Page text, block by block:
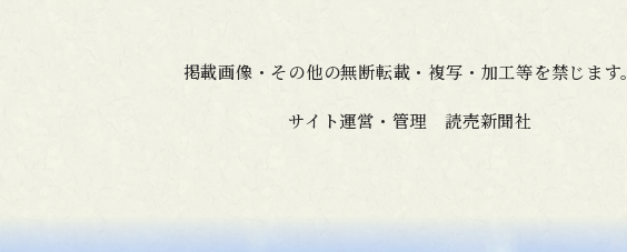
掲載画像・その他の無断転載・複写・加工等を禁じます。
サイト運営・管理 読売新聞社